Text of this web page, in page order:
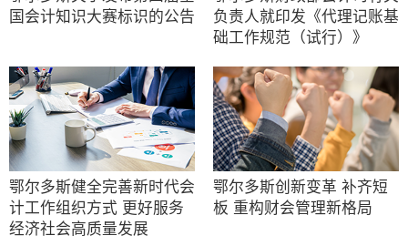
国会计知识大赛标识的公告
负责人就印发《代理记账基
础工作规范（试行）》
鄂尔多斯健全完善新时代会
计工作组织方式 更好服务
经济社会高质量发展
鄂尔多斯创新变革 补齐短
板 重构财会管理新格局